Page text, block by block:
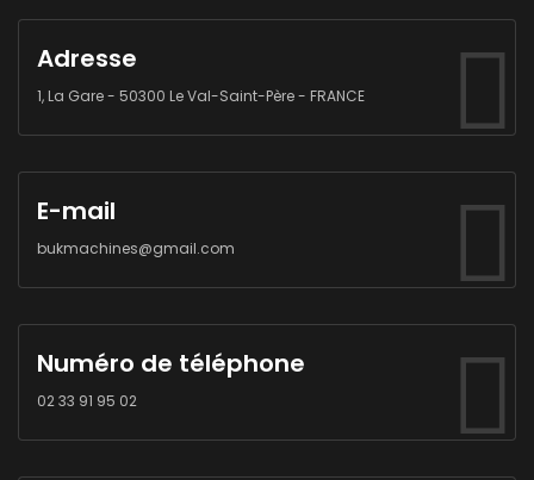
Adresse
1, La Gare - 50300 Le Val-Saint-Père - FRANCE
E-mail
bukmachines@gmail.com
Numéro de téléphone
02 33 91 95 02